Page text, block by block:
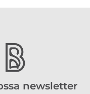
newsletter